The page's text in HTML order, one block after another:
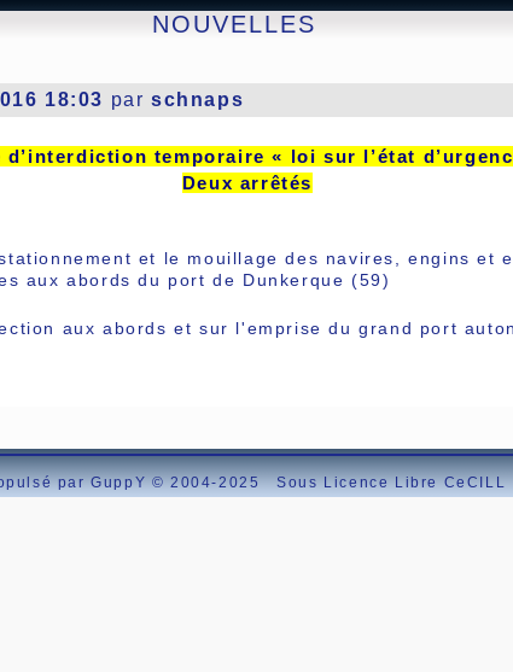
NOUVELLES
18:03 par schnaps
d’interdiction temporaire « loi sur l’état
Deux arrêtés
et le mouillage des navires, engins et
aux abords du port de Dunkerque (59)
aux abords et sur l'emprise du grand port
par GuppY© 2004-2025 Sous Licence Libre CeCILL